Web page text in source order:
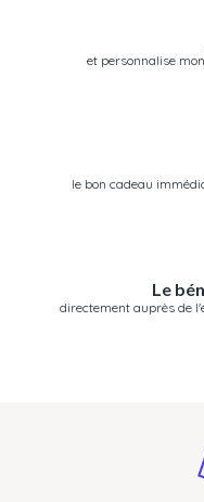
et personnalise
le bon cadeau
Le
directement auprès de